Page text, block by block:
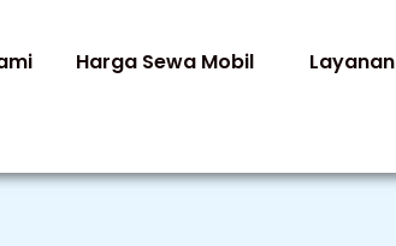
Harga Sewa Mobil Layanan